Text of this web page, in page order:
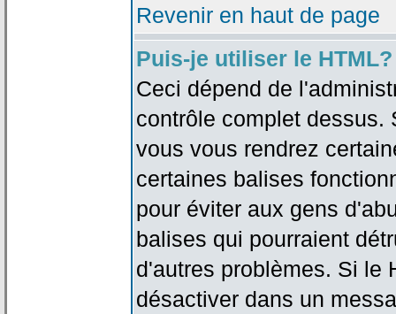
Revenir en haut de page
Puis-je utiliser le HTML?
Ceci dépend de
contrôle complet dessus.
vous vous rendrez
certaines balises
pour éviter aux gens
balises qui pourraient
d'autres problèmes. Si le
désactiver dans un